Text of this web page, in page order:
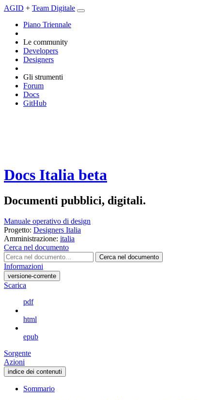
AGID + Team Digitale
Piano Triennale
Le community
Developers
Designers
Gli strumenti
Forum
Docs
GitHub
Docs Italia beta
Documenti pubblici, digitali.
Manuale operativo di design
Progetto: Designers Italia
Amministrazione: italia
Cerca nel documento
Cerca nel documento
Informazioni
versione-corrente
Scarica
pdf
html
epub
Sorgente
Azioni
indice dei contenuti
Sommario